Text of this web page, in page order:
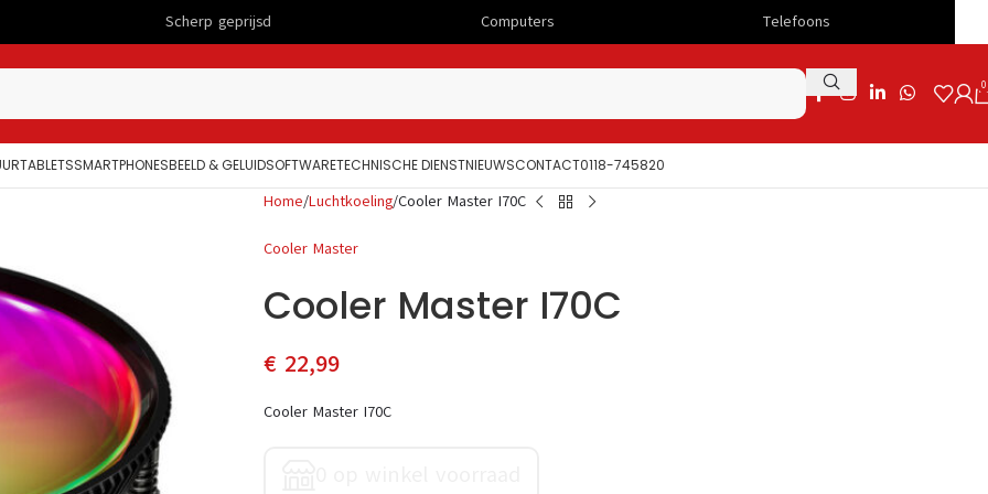
0
TABLETSSMARTPHONESBEELD & GELUIDSOFTWARETECHNISCHE DIENSTNIEUWSCONTACT0118-745820
Home Luchtkoeling Cooler Master I70C
Cooler Master
Cooler Master I70C
€ 22,99
Cooler Master I70C